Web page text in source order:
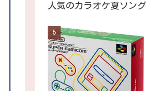
人気のカラオケ夏ソング